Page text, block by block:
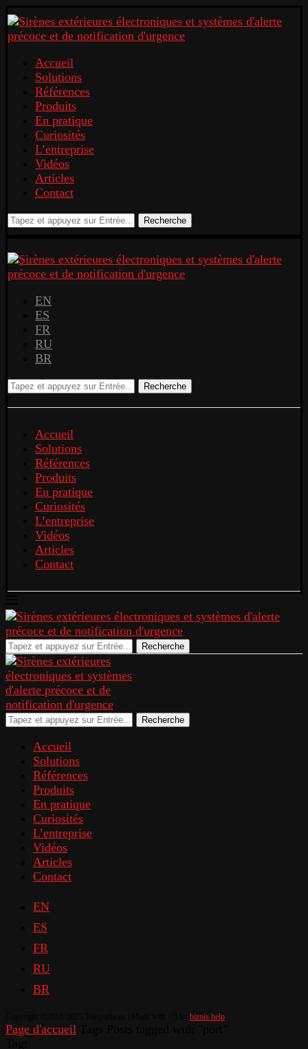
Accueil
Solutions
Références
Produits
En pratique
Curiosités
L’entreprise
Vidéos
Articles
Contact
Recherche
EN
ES
FR
RU
BR
Recherche
Accueil
Solutions
Références
Produits
En pratique
Curiosités
L’entreprise
Vidéos
Articles
Contact
Recherche
Recherche
Accueil
Solutions
Références
Produits
En pratique
Curiosités
L’entreprise
Vidéos
Articles
Contact
EN
ES
FR
RU
BR
biznis.help
Page d'accueil